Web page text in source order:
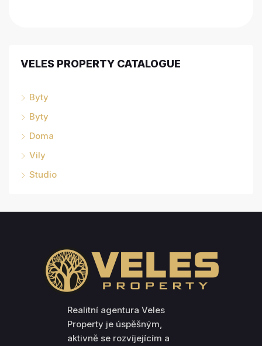
VELES PROPERTY CATALOGUE
Byty
Byty
Doma
Vily
Studio
Realitní agentura Veles
Property je úspěšným,
aktivně se rozvíjejícím a